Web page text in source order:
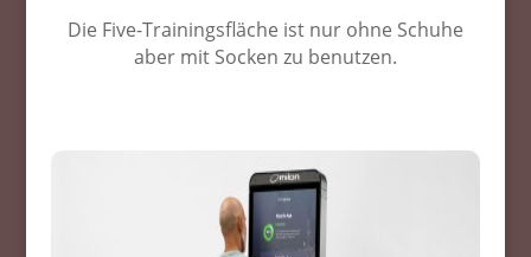
Die Five-Trainingsfläche ist nur ohne Schuhe
aber mit Socken zu benutzen.